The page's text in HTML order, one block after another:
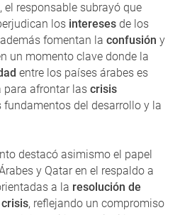
responsable subrayó que
los intereses de los
fomentan la confusión y
un momento clave donde la
entre los países árabes es
para afrontar las crisis
fundamentos del desarrollo y la
destacó asimismo el papel
y Qatar en el respaldo a
a la resolución de
, reflejando un compromiso